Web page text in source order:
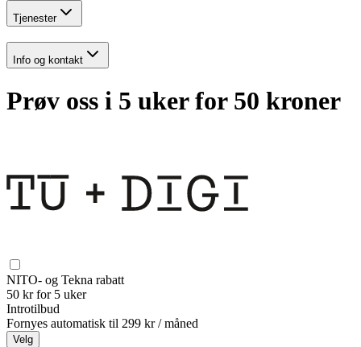
Tjenester
Info og kontakt
Prøv oss i 5 uker for 50 kroner
NITO- og Tekna rabatt
50 kr for 5 uker
Introtilbud
Fornyes automatisk til 299 kr / måned
Velg